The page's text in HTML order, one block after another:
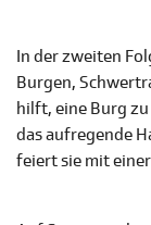
In der zweiten
Burgen,
hilft, eine Burg
das aufregende
feiert sie mit